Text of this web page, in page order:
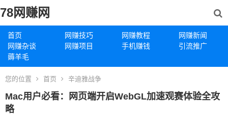
78网赚网
首页 网赚技巧 网赚教程
网赚新闻
网赚杂谈
网赚项目 手机赚钱
引流推广
薅羊毛
您的位置 首页 辛迪雅战争
Mac用户必看：网页端开启WebGL加速观赛体验全攻
略